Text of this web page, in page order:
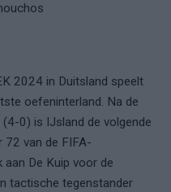
2024 in Duitsland speelt
oefeninterland. Na de
0) is IJsland de volgende
72 van de FIFA-
De Kuip voor de
tactische tegenstander